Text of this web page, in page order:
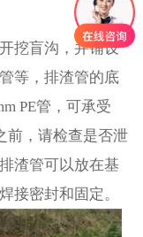
挖盲沟，并铺设
等，排渣管的底
PE管，可承受
前，请检查是否泄
渣管可以放在基
接密封和固定。